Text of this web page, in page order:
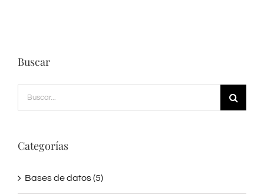
Buscar
Buscar:
Categorías
Bases de datos (5)